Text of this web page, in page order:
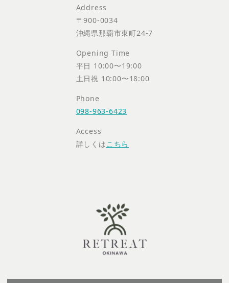
Address
〒900-0034
沖縄県那覇市東町24-7
Opening Time
平日 10:00〜19:00
土日祝 10:00〜18:00
Phone
098-963-6423
Access
詳しくはこちら